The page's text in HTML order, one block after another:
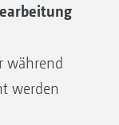
während
werden